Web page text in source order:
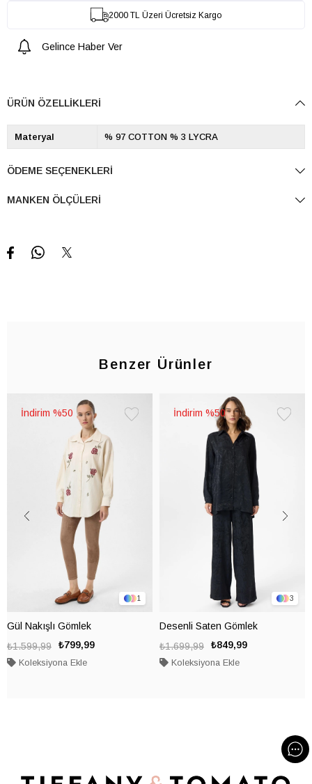
2000 TL Üzeri Ücretsiz Kargo
Gelince Haber Ver
ÜRÜN ÖZELLIKLERI
Materyal % 97 COTTON % 3 LYCRA
ÖDEME SEÇENEKLERI
MANKEN ÖLÇÜLERI
Benzer Ürünler
1
Gül Nakışlı Gömlek
₺799,99
₺1.599,99
Koleksiyona Ekle
%50
3
Desenli Saten Gömlek
₺849,99
₺1.699,99
Koleksiyona Ekle
%50